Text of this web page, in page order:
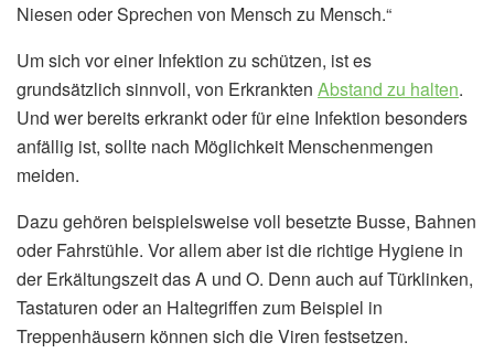
Niesen oder Sprechen von Mensch zu Mensch.“
Um sich vor einer Infektion zu schützen, ist es
grundsätzlich sinnvoll, von Erkrankten Abstand zu halten.
Und wer bereits erkrankt oder für eine Infektion besonders
anfällig ist, sollte nach Möglichkeit Menschenmengen
meiden.
Dazu gehören beispielsweise voll besetzte Busse, Bahnen
oder Fahrstühle. Vor allem aber ist die richtige Hygiene in
der Erkältungszeit das A und O. Denn auch auf Türklinken,
Tastaturen oder an Haltegriffen zum Beispiel in
Treppenhäusern können sich die Viren festsetzen.